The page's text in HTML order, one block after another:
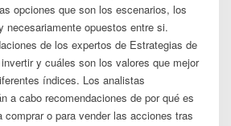
opciones que son los escenarios, los
necesariamente opuestos entre si.
de los expertos de Estrategias de
y cuáles son los valores que mejor
índices. Los analistas
a cabo recomendaciones de por qué es
comprar o para vender las acciones tras